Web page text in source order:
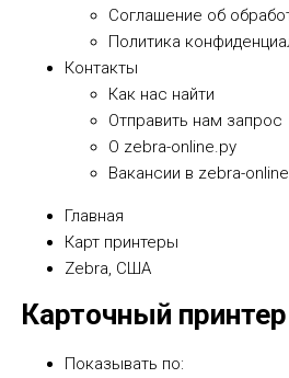
Соглашение об
Политика
Контакты
Как нас найти
Отправить нам запрос
О zebra-online.ру
Вакансии в zebra-online
Главная
Карт принтеры
Zebra, США
Карточный
Показывать по: